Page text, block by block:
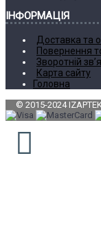
ІНФОРМАЦІЯ
Доставка та
Повернення
Зворотній
Карта сайту
Головна
© 2015-2024